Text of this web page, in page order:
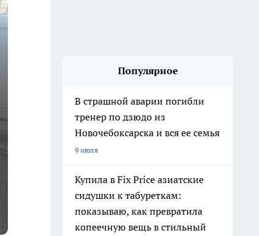
Популярное
В страшной аварии погибли
тренер по дзюдо из
Новочебоксарска и вся ее семья
9 июля
Купила в Fix Price азиатские
сидушки к табуреткам:
показываю, как превратила
копеечную вещь в стильный